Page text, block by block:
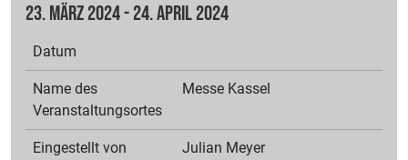
23. März 2024 - 24. April 2024
Datum
Name des
Veranstaltungsortes
Messe Kassel
Eingestellt von Julian Meyer